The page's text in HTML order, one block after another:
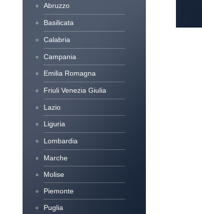
Abruzzo
Basilicata
Calabria
Campania
Emilia Romagna
Friuli Venezia Giulia
Lazio
Liguria
Lombardia
Marche
Molise
Piemonte
Puglia